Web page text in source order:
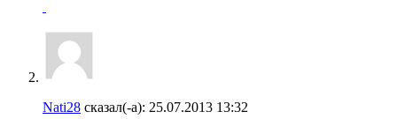
Nati28 сказал(-а): 25.07.2013 13:32